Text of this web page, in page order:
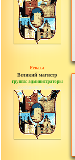
Рената
Великий магистр
группа: администраторы
сообщений: 30442